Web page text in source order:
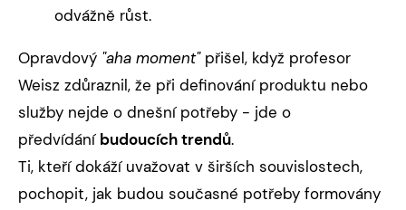
odvážně růst.
Opravdový "aha moment"přišel, když profesor
Weisz zdůraznil, že při definování produktu nebo
služby nejde o dnešní potřeby - jde o
předvídání budoucích trendů.
Ti, kteří dokáží uvažovat v širších souvislostech,
pochopit, jak budou současné potřeby formovány